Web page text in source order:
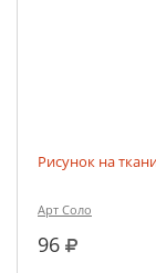
Рисунок на
Арт Соло
96 руб.